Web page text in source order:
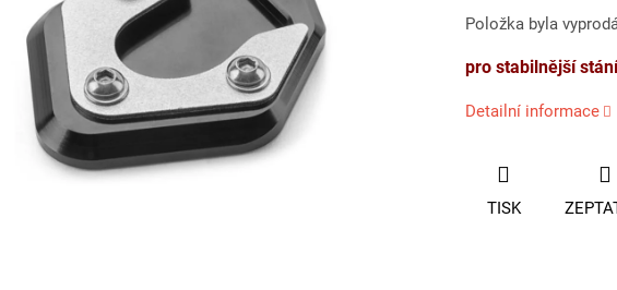
Položka byla
pro stabilnější
Detailní informace
TISK